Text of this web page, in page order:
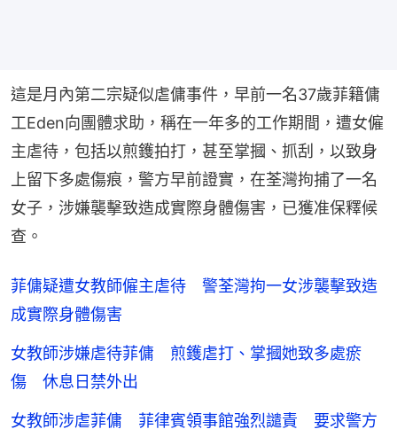
這是月內第二宗疑似虐傭事件，早前一名37歲菲籍傭
工Eden向團體求助，稱在一年多的工作期間，遭女僱
主虐待，包括以煎鑊拍打，甚至掌摑、抓刮，以致身
上留下多處傷痕，警方早前證實，在荃灣拘捕了一名
女子，涉嫌襲擊致造成實際身體傷害，已獲准保釋候
查。
菲傭疑遭女教師僱主虐待 警荃灣拘一女涉襲擊致造
成實際身體傷害
女教師涉嫌虐待菲傭 煎鑊虐打、掌摑她致多處瘀
傷 休息日禁外出
女教師涉虐菲傭 菲律賓領事館強烈譴責 要求警方